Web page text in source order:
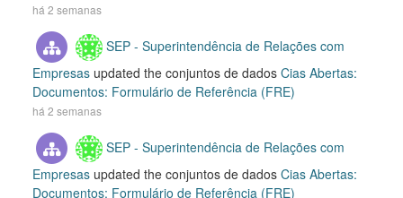
há 2 semanas
SEP - Superintendência de Relações com
Empresas updated the conjuntos de dados Cias Abertas:
Documentos: Formulário de Referência (FRE)
há 2 semanas
SEP - Superintendência de Relações com
Empresas updated the conjuntos de dados Cias Abertas:
Documentos: Formulário de Referência (FRE)